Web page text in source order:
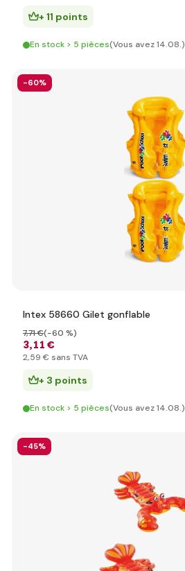
+ 11 points
En stock > 5 pièces(Vous avez 14.08.)
-60%
Intex 58660 Gilet gonflable
3,11 €
7,71 €(-60 %)
2,59 € sans TVA
+ 3 points
En stock > 5 pièces(Vous avez 14.08.)
-45%